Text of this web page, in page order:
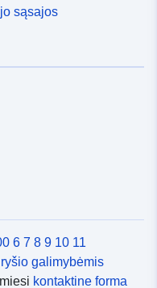
sąsajos
6 7 8 9 10 11
galimybėmis
kontaktine forma